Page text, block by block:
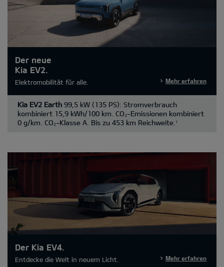
Der neue
Kia EV2.
Elektromobilität für alle. Mehr erfahren
Kia EV2 Earth 99,5 kW (135 PS): Stromverbrauch
kombiniert 15,9 kWh/100 km. CO₂-Emissionen kombiniert
0 g/km. CO₂-Klasse A. Bis zu 453 km Reichweite.
1
Der Kia EV4.
Entdecke die Welt in neuem Licht. Mehr erfahren